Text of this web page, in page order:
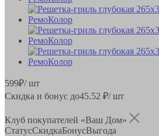
599₽/ шт
Скидка и бонус до45.52 ₽/ шт
Клуб покупателей «Ваш Дом»
СтатусСкидкаБонусВыгода